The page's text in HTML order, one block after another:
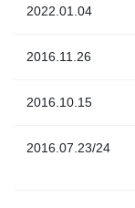
2022.01.04
2016.11.26
2016.10.15
2016.07.23/24